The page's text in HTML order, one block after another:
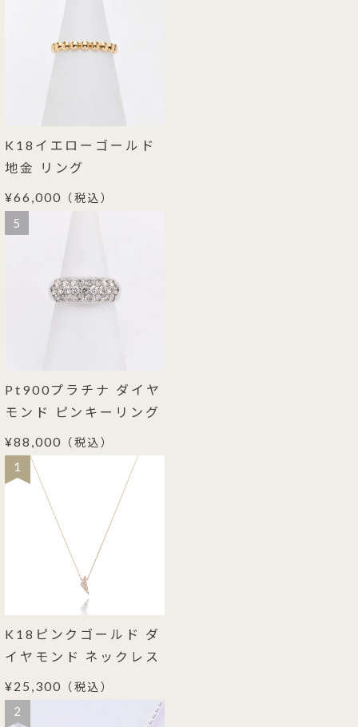
K18イエローゴールド
地金 リング
¥66,000 （税込）
5
Pt900プラチナ ダイヤ
モンド ピンキーリング
¥88,000 （税込）
1
K18ピンクゴールド ダ
イヤモンド ネックレス
¥25,300 （税込）
2